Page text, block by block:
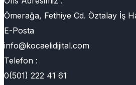
Ömerağa, Fethiye Cd. Öztalay İş
E-Posta
info@kocaelidijital.com
Telefon :
0(501) 222 41 61